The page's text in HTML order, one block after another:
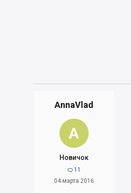
AnnaVlad
A
Новичок
 11
04 марта 2016